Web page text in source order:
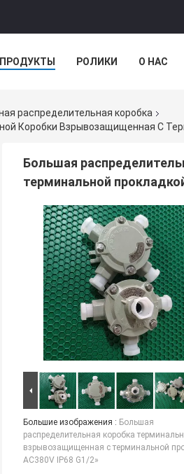
ПРОДУКТЫ РОЛИКИ О НАС
распределительная коробка
Коробки Взрывозащищенная С
Большая
терминальной
Большие изображения : Большая
распределительная коробка
взрывозащищенная с терминальной
AC380V IP68 G1/2»